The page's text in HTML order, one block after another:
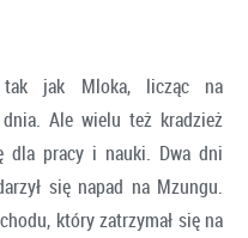
tak jak Mloka, licząc na
Ale wielu też kradzież
dla pracy i nauki. Dwa dni
się napad na Mzungu.
który zatrzymał się na